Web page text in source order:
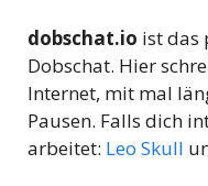
dobschat.io ist das
Dobschat. Hier
Internet, mit mal
Pausen. Falls dich
arbeitet: Leo Skull